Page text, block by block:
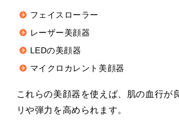
フェイスローラー
レーザー美顔器
LEDの美顔器
マイクロカレント美顔器
これらの美顔器を使えば、肌の血行が
リや弾力を高められます。